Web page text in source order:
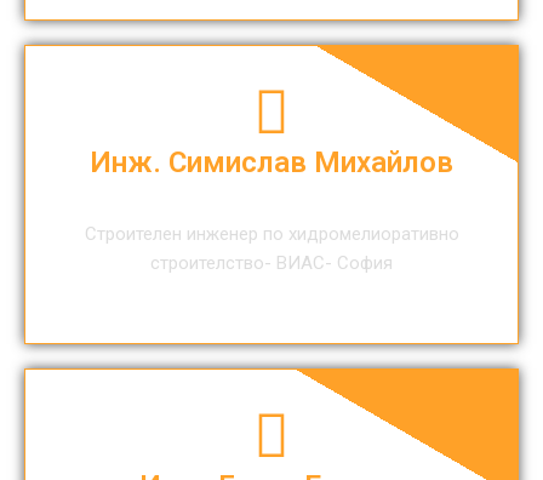
Инж. Симислав Михайлов
Строителен инженер по хидромелиоративно
строителство- ВИАС- София